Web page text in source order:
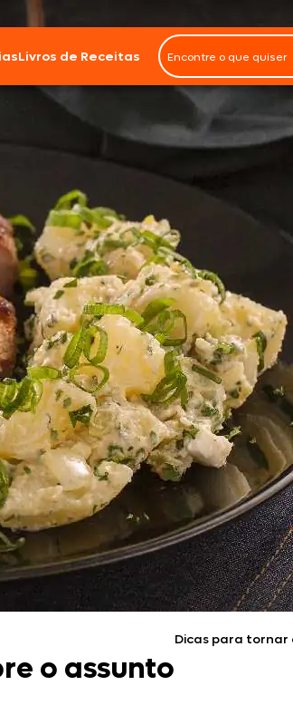
Livros de Receitas
o assunto
Dicas para tornar